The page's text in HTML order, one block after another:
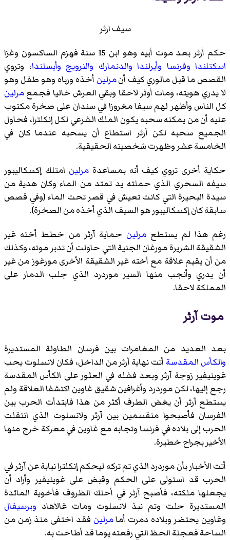
سيف ارثر
حكم أرثر بعد موت أبيه وهو ابن 15 سنة فهزم الساكسون وغزا
اسكتلندا وفرنسا وأيرلندا والدنمارك والنرويج وأيسلندا، وتروي
القصص ما قبل مالوري كيف أنمرلين أخذه ورباه وهو طفل وهو
لا يدري هويته، ومات أوثر لاحقا وبقي العرش خاليا فجمعمرلين
كل الناس وأظهر لهم سيفا مغروزا في سندان على صخرة مكتوب
عليه أن من يمكنه سحبه يكون الملك الشرعي لكل إنكلترا، فحاول
الجميع سحبه لكن آرثر استطاع أن يسحبه عندما كان في
الخامسة عشر وظهرت شخصيته الحقيقية.
حكاية أخرى تروي كيف أنه بمساعدةمرلين امتلك إكسكاليبور
سيفه السحري الذي حملته يد تمتد من الماء وكان هدية من
سيدة البحيرة التي كانت تعيش في قصر تحت الماء (وفي قصص
سابقة كان إكسكاليبور هو السيف الذي أخذه من الصخرة).
رغم هذا لم يستطع مرلين حماية آرثر من خطط أخته غير
الشقيقة الشريرة مورغان الجنية التي حاولت أن تدبر موته، وكذلك
من أن يقيم علاقة مع أخته غير الشقيقة الأخرى مورغوز من غير
أن يدري وأنجب منها السير موردرد الذي جلب الدمار على
المملكة لاحقا.
موت آرثر
بعد العديد من المغامرات بين فرسان الطاولة المستديرة
والكأس المقدسة أتت نهاية آرثر من الداخل، فكان لانسلوت يحب
غوينيفير زوجة آرثر وبعد فشله في العثور على الكأس المقدسة
رجع إليها، لكن موردرد وأغرافين شقيق غاوين اكتشفا العلاقة ولم
يستطع آرثر أن يغض الطرف أكثر من هذا فابتدأت الحرب بين
الفرسان فأصبحوا منقسمين بين آرثر ولانسلوت الذي انتقلت
الحرب إلى بلاده في فرنسا وتجابه مع غاوين في معركة خرج منها
الأخير بجراح خطيرة.
أتت الأخبار بأن موردرد الذي تم تركه ليحكم إنكلترا نيابة عن آرثر في
الحرب قد استولى على الحكم وقبض على غوينيفير وأراد أن
يجعلها ملكته، فأصبح آرثر في أحلك الظروف فأخوية المائدة
المستديرة حلت وتم نبذ لانسلوت ومات غالاهاد وبرسيفال
وغاوين يحتضر وبلاده دمرت أمامرلين فقد اختفى منذ زمن من
الساحة فعجلة الحظ التي رفعته يوما قد أطاحت به.